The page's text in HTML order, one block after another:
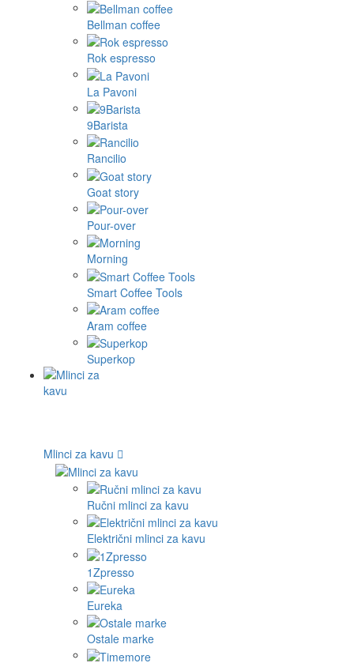
Bellman coffee
Rok espresso
La Pavoni
9Barista
Rancilio
Goat story
Pour-over
Morning
Smart Coffee Tools
Aram coffee
Superkop
Mlinci za kavu
Ručni mlinci za kavu
Električni mlinci za kavu
1Zpresso
Eureka
Ostale marke